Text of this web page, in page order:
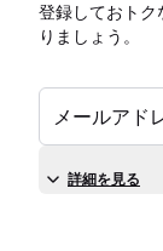
登録しておトク
りましょう。
メールアド
詳細を見る